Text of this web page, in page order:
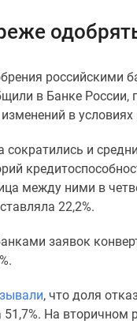
российскими
в Банке
в
и
между ними в
22,2%.
заявок
, что доля
На вторичном